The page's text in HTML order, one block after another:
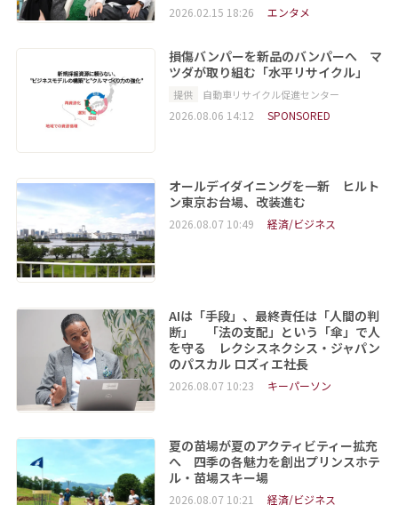
2026.02.15 18:26 エンタメ
損傷バンパーを新品のバンパーへ マ
ツダが取り組む「水平リサイクル」
提供 自動車リサイクル促進センター
2026.08.06 14:12 SPONSORED
オールデイダイニングを一新 ヒルト
ン東京お台場、改装進む
2026.08.07 10:49 経済/ビジネス
AIは「手段」、最終責任は「人間の判
断」 「法の支配」という「傘」で人
を守る レクシスネクシス・ジャパン
のパスカル ロズィエ社長
2026.08.07 10:23 キーパーソン
夏の苗場が夏のアクティビティー拡充
へ 四季の各魅力を創出プリンスホテ
ル・苗場スキー場
2026.08.07 10:21 経済/ビジネス